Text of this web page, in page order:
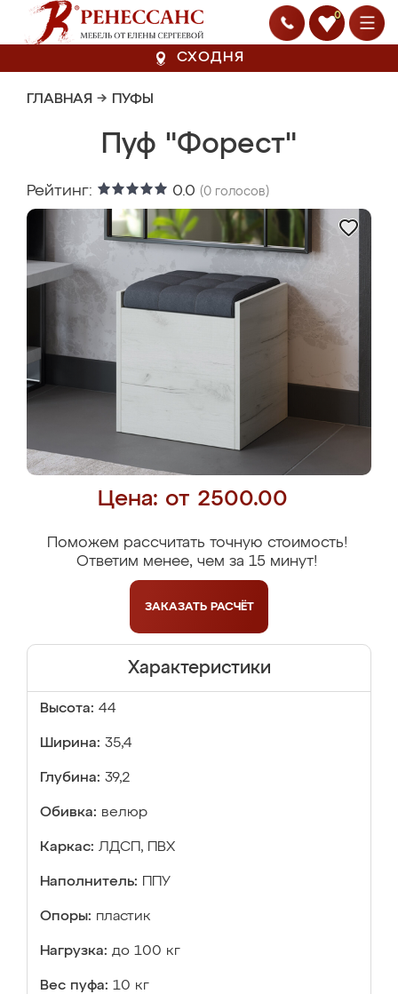
0
СХОДНЯ
ГЛАВНАЯ → ПУФЫ
Пуф "Форест"
Рейтинг: 0.0 (0 голосов)
Цена: от 2500.00
Поможем рассчитать точную стоимость!
Ответим менее, чем за 15 минут!
ЗАКАЗАТЬ РАСЧЁТ
Характеристики
Высота: 44
Ширина: 35,4
Глубина: 39,2
Обивка: велюр
Каркас: ЛДСП, ПВХ
Наполнитель: ППУ
Опоры: пластик
Нагрузка: до 100 кг
Вес пуфа: 10 кг